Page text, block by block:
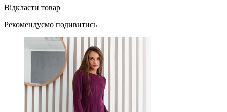
Відкласти товар
Рекомендуємо подивитись